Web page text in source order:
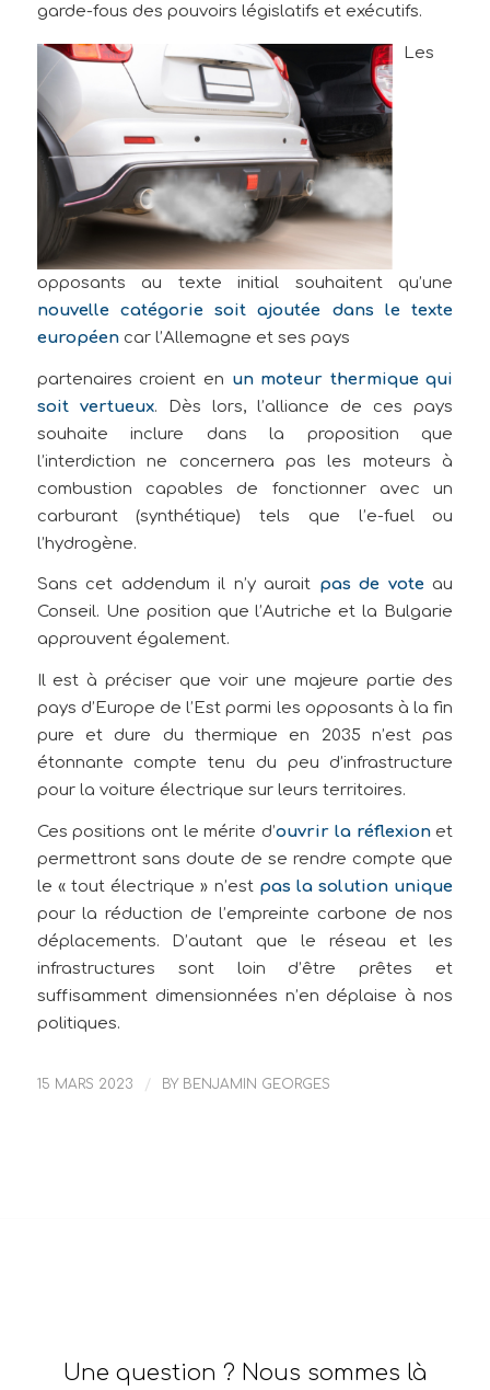
garde-fous des pouvoirs législatifs et exécutifs.
Les
opposants au texte initial souhaitent qu’une
nouvelle catégorie soit ajoutée dans le texte
européencar l’Allemagne et ses pays
partenaires croient en un moteur thermique qui
soit vertueux. Dès lors, l’alliance de ces pays
souhaite inclure dans la proposition que
l’interdiction ne concernera pas les moteurs à
combustion capables de fonctionner avec un
carburant (synthétique) tels que l’e-fuel ou
l’hydrogène.
Sans cet addendum il n’y aurait pas de vote au
Conseil. Une position que l’Autriche et la Bulgarie
approuvent également.
Il est à préciser que voir une majeure partie des
pays d’Europe de l’Est parmi les opposants à la fin
pure et dure du thermique en 2035 n’est pas
étonnante compte tenu du peu d’infrastructure
pour la voiture électrique sur leurs territoires.
Ces positions ont le mérite d’ouvrir la réflexionet
permettront sans doute de se rendre compte que
le « tout électrique » n’est pas la solution unique
pour la réduction de l’empreinte carbone de nos
déplacements. D’autant que le réseau et les
infrastructures sont loin d’être prêtes et
suffisamment dimensionnées n’en déplaise à nos
politiques.
15 MARS 2023 / BY BENJAMIN GEORGES
Une question ? Nous sommes là